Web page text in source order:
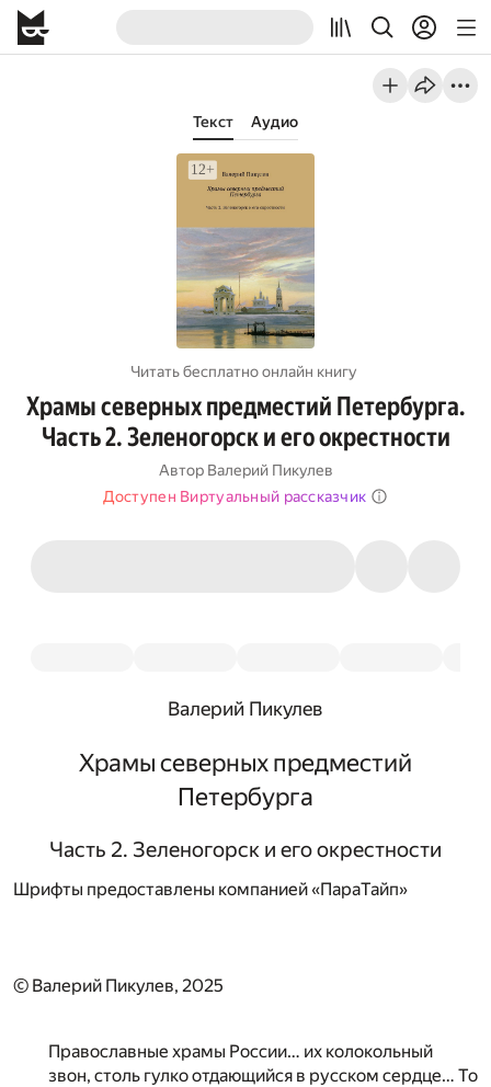
Текст Аудио
Читать бесплатно онлайн книгу
Храмы северных предместий Петербурга.
Часть 2. Зеленогорск и его окрестности
Автор Валерий Пикулев
Доступен Виртуальный рассказчик
Валерий Пикулев
Храмы северных предместий
Петербурга
Часть 2. Зеленогорск и его окрестности
Шрифты предоставлены компанией «ПараТайп»
© Валерий Пикулев, 2025
Православные храмы России… их колокольный
звон, столь гулко отдающийся в русском сердце… То